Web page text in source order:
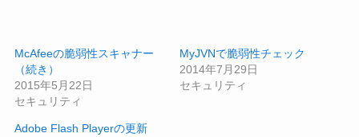
McAfeeの脆弱性スキャナー
（続き）
2015年5月22日
セキュリティ
MyJVNで脆弱性チェック
2014年7月29日
セキュリティ
Adobe Flash Playerの更新